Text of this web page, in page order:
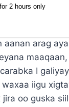
aanan arag
I
iigu
oo guska